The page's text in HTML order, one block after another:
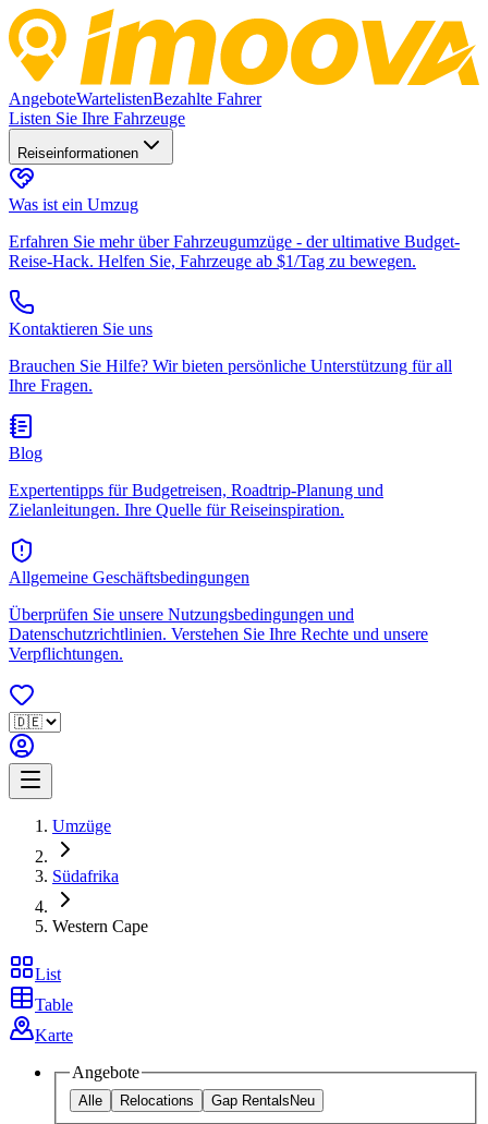
AngeboteWartelistenBezahlte Fahrer
Listen Sie Ihre Fahrzeuge
Reiseinformationen
Was ist ein Umzug
Erfahren Sie mehr über Fahrzeugumzüge - der ultimative Budget-
Reise-Hack. Helfen Sie, Fahrzeuge ab $1/Tag zu bewegen.
Kontaktieren Sie uns
Brauchen Sie Hilfe? Wir bieten persönliche Unterstützung für all
Ihre Fragen.
Blog
Expertentipps für Budgetreisen, Roadtrip-Planung und
Zielanleitungen. Ihre Quelle für Reiseinspiration.
Allgemeine Geschäftsbedingungen
Überprüfen Sie unsere Nutzungsbedingungen und
Datenschutzrichtlinien. Verstehen Sie Ihre Rechte und unsere
Verpflichtungen.
Umzüge
Südafrika
Western Cape
List
Table
Karte
Angebote
Alle Relocations Gap Rentals Neu